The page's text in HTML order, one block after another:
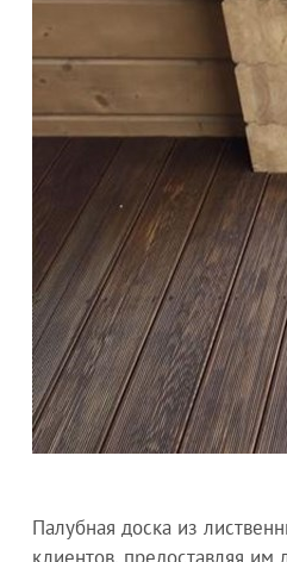
Палубная доска из